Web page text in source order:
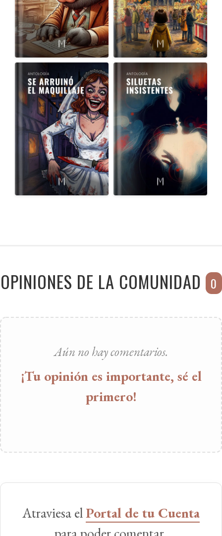
OPINIONES DE LA COMUNIDAD 0
Aún no hay comentarios.
¡Tu opinión es importante, sé el
primero!
Atraviesa elPortal de tu Cuenta